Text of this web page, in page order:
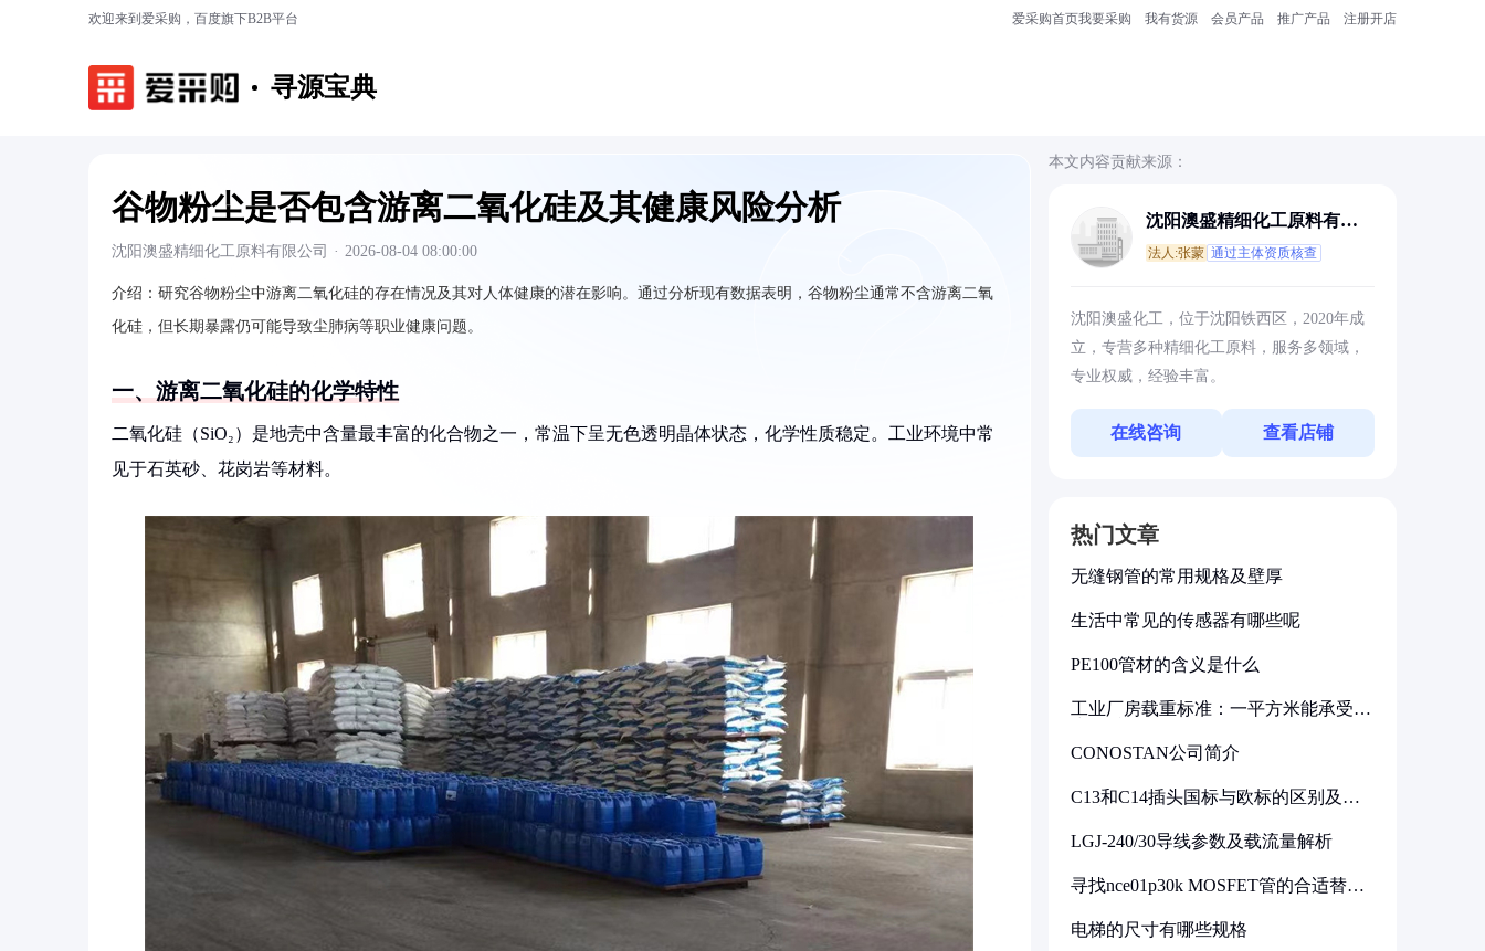
欢迎来到爱采购，百度旗下B2B平台 爱采购首页我要采购 我有货源 会员产品 推广产品 注册开店
寻源宝典
谷物粉尘是否包含游离二氧化硅及其健康风险分析
沈阳澳盛精细化工原料有限公司 · 2026-08-04 08:00:00
介绍： 研究谷物粉尘中游离二氧化硅的存在情况及其对人体健康的潜在影响。通过分析现有数据表明，谷物粉尘通常不含游离二氧
化硅，但长期暴露仍可能导致尘肺病等职业健康问题。
一、游离二氧化硅的化学特性
二氧化硅（SiO₂）是地壳中含量最丰富的化合物之一，常温下呈无色透明晶体状态，化学性质稳定。工业环境中常
见于石英砂、花岗岩等材料。
本文内容贡献来源：
沈阳澳盛精细化工原料有限
法人:张蒙 通过主体资质核查
沈阳澳盛化工，位于沈阳铁西区，2020年成
立，专营多种精细化工原料，服务多领域，
专业权威，经验丰富。
在线咨询 查看店铺
热门文章
无缝钢管的常用规格及壁厚
生活中常见的传感器有哪些呢
PE100管材的含义是什么
工业厂房载重标准：一平方米能承受多
CONOSTAN公司简介
C13和C14插头国标与欧标的区别及其
LGJ-240/30导线参数及载流量解析
寻找nce01p30k MOSFET管的合适替代
电梯的尺寸有哪些规格